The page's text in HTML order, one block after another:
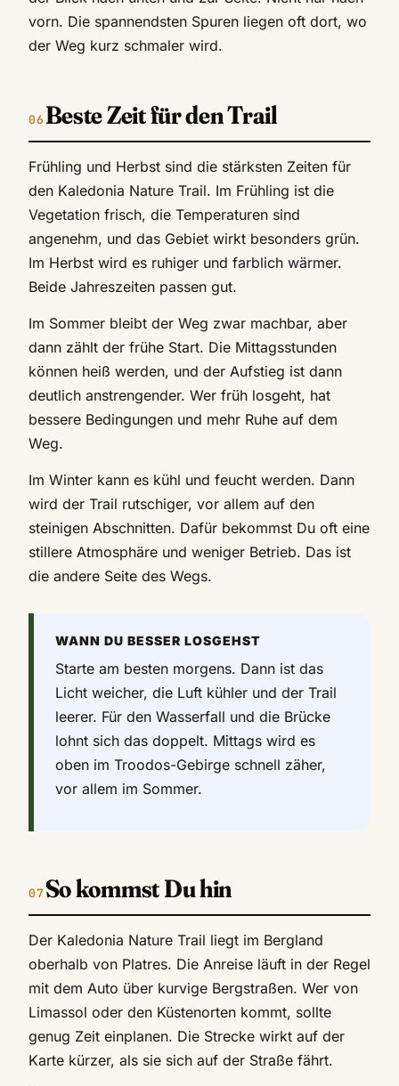
vorn. Die spannendsten Spuren liegen oft dort, wo
der Weg kurz schmaler wird.
Beste Zeit für den Trail
Frühling und Herbst sind die stärksten Zeiten für
den Kaledonia Nature Trail. Im Frühling ist die
Vegetation frisch, die Temperaturen sind
angenehm, und das Gebiet wirkt besonders grün.
Im Herbst wird es ruhiger und farblich wärmer.
Beide Jahreszeiten passen gut.
Im Sommer bleibt der Weg zwar machbar, aber
dann zählt der frühe Start. Die Mittagsstunden
können heiß werden, und der Aufstieg ist dann
deutlich anstrengender. Wer früh losgeht, hat
bessere Bedingungen und mehr Ruhe auf dem
Weg.
Im Winter kann es kühl und feucht werden. Dann
wird der Trail rutschiger, vor allem auf den
steinigen Abschnitten. Dafür bekommst Du oft eine
stillere Atmosphäre und weniger Betrieb. Das ist
die andere Seite des Wegs.
WANN DU BESSER LOSGEHST
Starte am besten morgens. Dann ist das
Licht weicher, die Luft kühler und der Trail
leerer. Für den Wasserfall und die Brücke
lohnt sich das doppelt. Mittags wird es
oben im Troodos-Gebirge schnell zäher,
vor allem im Sommer.
So kommst Du hin
Der Kaledonia Nature Trail liegt im Bergland
oberhalb von Platres. Die Anreise läuft in der Regel
mit dem Auto über kurvige Bergstraßen. Wer von
Limassol oder den Küstenorten kommt, sollte
genug Zeit einplanen. Die Strecke wirkt auf der
Karte kürzer, als sie sich auf der Straße fährt.